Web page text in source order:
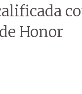
Honor